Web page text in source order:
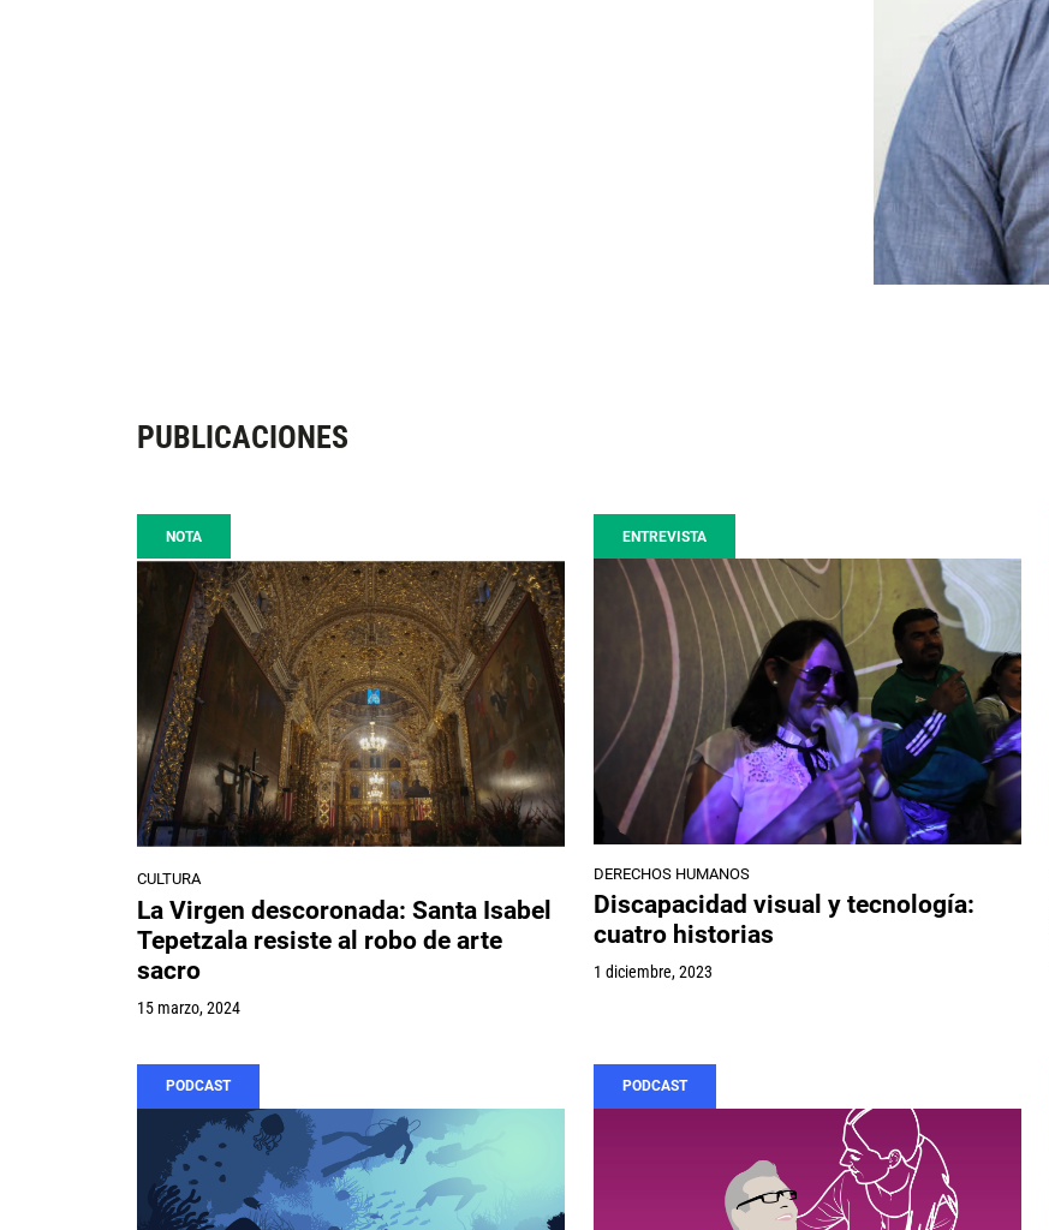
PUBLICACIONES
NOTA
CULTURA
La Virgen descoronada: Santa Isabel
Tepetzala resiste al robo de arte
sacro
15 marzo, 2024
ENTREVISTA
DERECHOS HUMANOS
Discapacidad visual y tecnología:
cuatro historias
1 diciembre, 2023
PODCAST PODCAST